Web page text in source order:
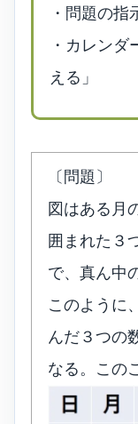
・問題の指
・カレン
える」
〔問題〕
図はある月
囲まれた３
で、真ん中
このように
んだ３つの
なる。この